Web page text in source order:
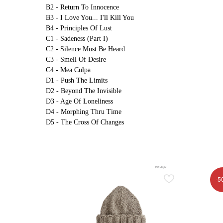
B2 - Return To Innocence
B3 - I Love You... I'll Kill You
B4 - Principles Of Lust
C1 - Sadeness (Part I)
C2 - Silence Must Be Heard
C3 - Smell Of Desire
C4 - Mea Culpa
D1 - Push The Limits
D2 - Beyond The Invisible
D3 - Age Of Loneliness
D4 - Morphing Thru Time
D5 - The Cross Of Changes
-